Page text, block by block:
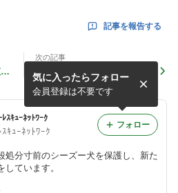
記事を報告する
次の記事
（追記）本年度最終イベン
ト：12月9日（日）開催「虹
の橋のオフ会」
ｷｭｰﾈｯﾄﾜｰｸ
ｷｭｰﾈｯﾄﾜｰｸ
処分寸前のシーズー犬を保護し、新た
ています。
気に入ったらフォロー
会員登録は不要です
フォロー